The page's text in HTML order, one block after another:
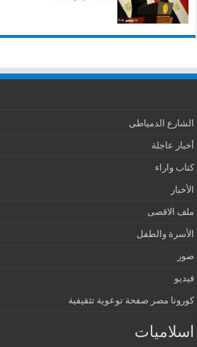
الشارع الدمياطى
أخبار عاجلة
كتاب واراء
الأخبار
ملف الاقصى
الأسرة والطفل
صور
فيديو
كورونا مصر صفحة توعوية تثقيفية
اسلاميات